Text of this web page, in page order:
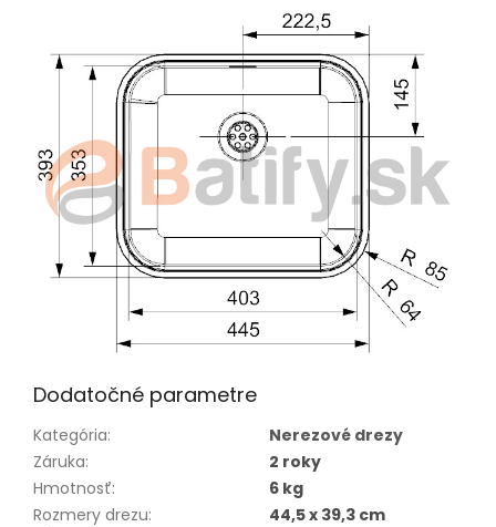
Dodatočné parametre
Kategória:
Nerezové drezy
Záruka:
2 roky
Hmotnosť:
6 kg
Rozmery drezu:
44,5 x 39,3 cm